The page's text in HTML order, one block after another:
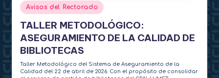
Publicado
en
Avisos del Rectorado
TALLER METODOLÓGICO:
ASEGURAMIENTO DE LA CALIDAD DE
BIBLIOTECAS
Taller Metodológico del Sistema de Aseguramiento de la
Calidad del 22 de abril de 2026. Con el propósito de consolidar